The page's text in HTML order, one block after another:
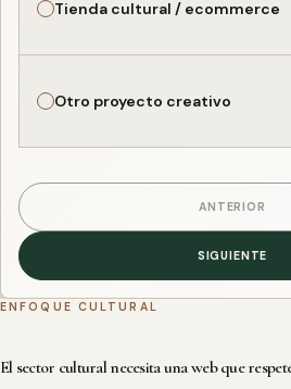
Tienda cultural / ecommerce
Otro proyecto creativo
ANTERIOR
SIGUIENTE
ENFOQUE CULTURAL
El sector cultural necesita una web que